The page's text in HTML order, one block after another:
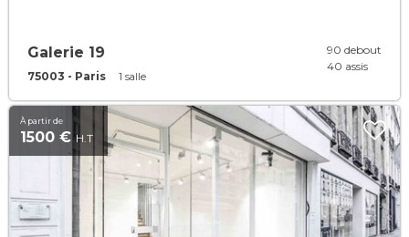
Galerie 19
75003 - Paris 1 salle
90 debout
40 assis
À partir de
1500 €H.T